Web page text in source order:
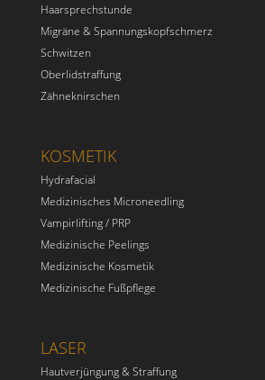
Haarsprechstunde
Migräne & Spannungskopfschmerz
Schwitzen
Oberlidstraffung
Zähneknirschen
KOSMETIK
Hydrafacial
Medizinisches Microneedling
Vampirlifting / PRP
Medizinische Peelings
Medizinische Kosmetik
Medizinische Fußpflege
LASER
Hautverjüngung & Straffung